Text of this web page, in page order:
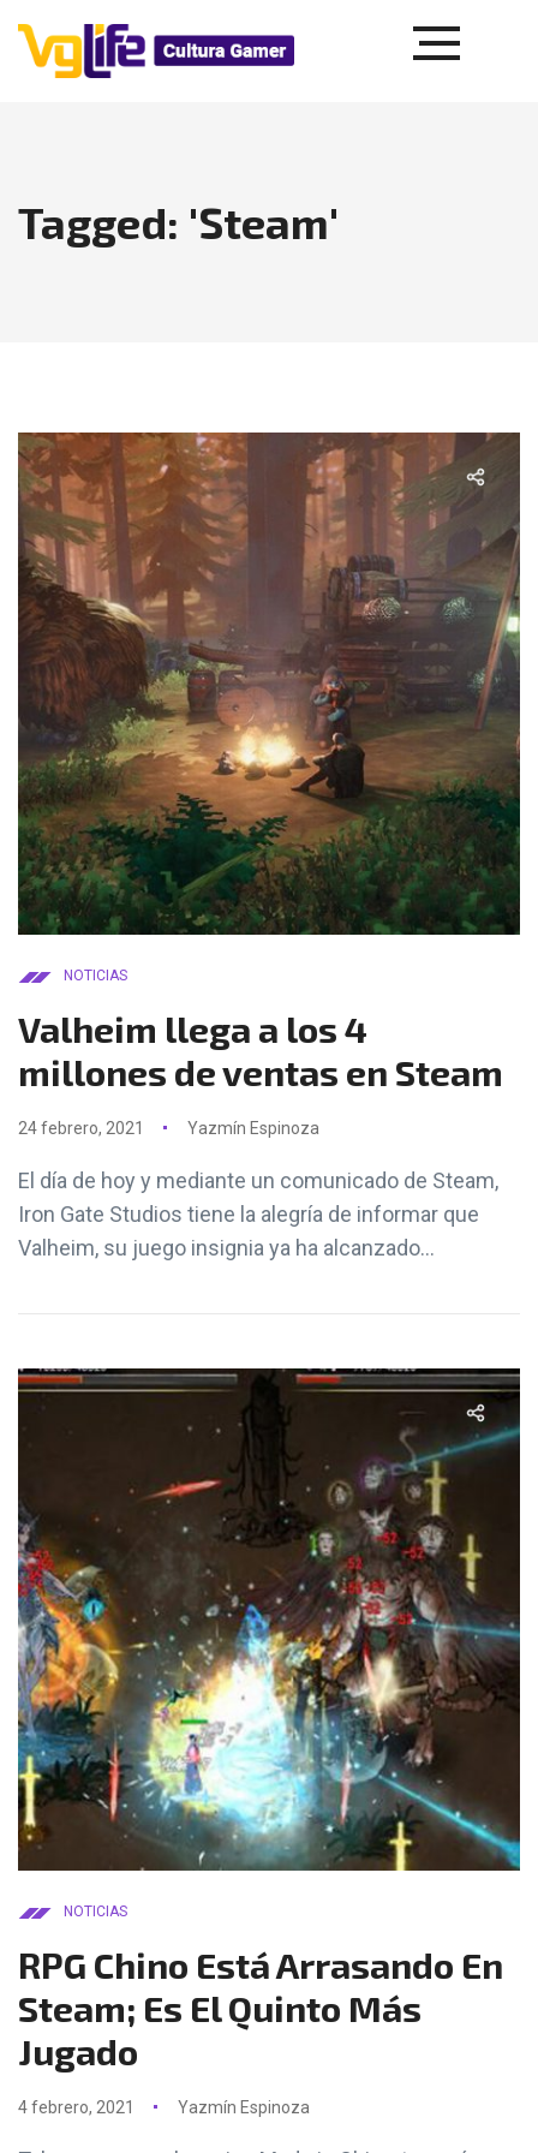
Tagged: 'Steam'
NOTICIAS
Valheim llega a los 4
millones de ventas en Steam
24 febrero, 2021 Yazmín Espinoza
El día de hoy y mediante un comunicado de Steam,
Iron Gate Studios tiene la alegría de informar que
Valheim, su juego insignia ya ha alcanzado...
NOTICIAS
RPG Chino Está Arrasando En
Steam; Es El Quinto Más
Jugado
4 febrero, 2021 Yazmín Espinoza